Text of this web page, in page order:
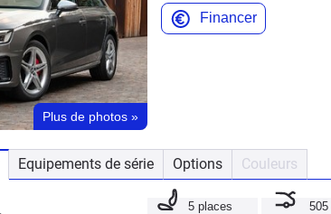
Plus de photos »
Financer
Equipements de série Options Couleurs
5 places 505